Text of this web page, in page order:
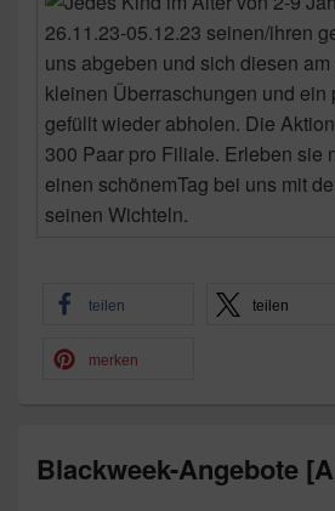
teilen teilen
merken
Blackweek-Angebote